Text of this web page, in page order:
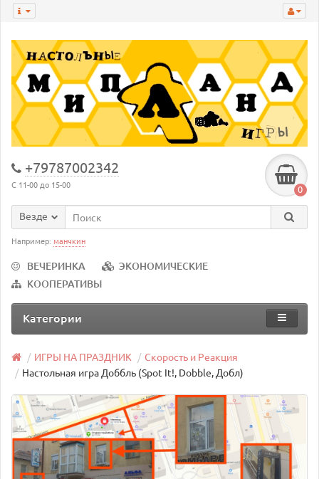
+79787002342
С 11-00 до 15-00 0
Везде
Например: манчкин
ВЕЧЕРИНКА
ЭКОНОМИЧЕСКИЕ
КООПЕРАТИВЫ
Категории
ИГРЫ НА ПРАЗДНИК
Скорость и Реакция
Настольная игра Доббль (Spot It!, Dobble, Добл)